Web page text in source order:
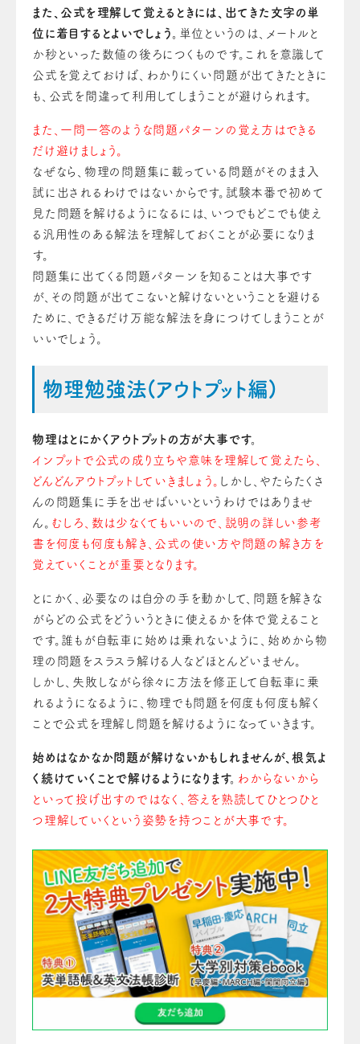
また、公式を理解して覚えるときには、出てきた文字の単
位に着目するとよいでしょう。 単位というのは、メートルと
か秒といった数値の後ろにつくものです。これを意識して
公式を覚えておけば、わかりにくい問題が出てきたときに
も、公式を間違って利用してしまうことが避けられます。
また、一問一答のような問題パターンの覚え方はできる
だけ避けましょう。
なぜなら、物理の問題集に載っている問題がそのまま入
試に出されるわけではないからです。試験本番で初めて
見た問題を解けるようになるには、いつでもどこでも使え
る汎用性のある解法を理解しておくことが必要になりま
す。
問題集に出てくる問題パターンを知ることは大事です
が、その問題が出てこないと解けないということを避ける
ために、できるだけ万能な解法を身につけてしまうことが
いいでしょう。
物理勉強法(アウトプット編)
物理はとにかくアウトプットの方が大事です。
インプットで公式の成り立ちや意味を理解して覚えたら、
どんどんアウトプットしていきましょう。 しかし、やたらたくさ
んの問題集に手を出せばいいというわけではありませ
ん。 むしろ、数は少なくてもいいので、説明の詳しい参考
書を何度も何度も解き、公式の使い方や問題の解き方を
覚えていくことが重要となります。
とにかく、必要なのは自分の手を動かして、問題を解きな
がらどの公式をどういうときに使えるかを体で覚えること
です。誰もが自転車に始めは乗れないように、始めから物
理の問題をスラスラ解ける人などほとんどいません。
しかし、失敗しながら徐々に方法を修正して自転車に乗
れるようになるように、物理でも問題を何度も何度も解く
ことで公式を理解し問題を解けるようになっていきます。
始めはなかなか問題が解けないかもしれませんが、根気よ
く続けていくことで解けるようになります。 わからないから
といって投げ出すのではなく、答えを熟読してひとつひと
つ理解していくという姿勢を持つことが大事です。